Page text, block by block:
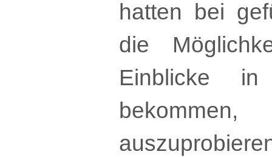
hatten bei
die
Einblicke